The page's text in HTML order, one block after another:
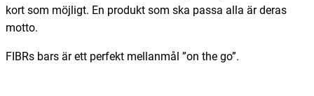
kort som möjligt. En produkt som ska passa alla är deras
motto.
FIBRs bars är ett perfekt mellanmål ”on the go”.